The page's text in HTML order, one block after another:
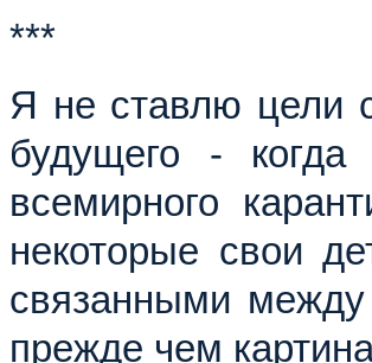
***
Я не ставлю цели
будущего -
всемирного
некоторые свои
связанными
прежде чем